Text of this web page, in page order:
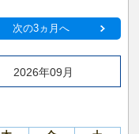
次の3ヵ月へ
2026年09月